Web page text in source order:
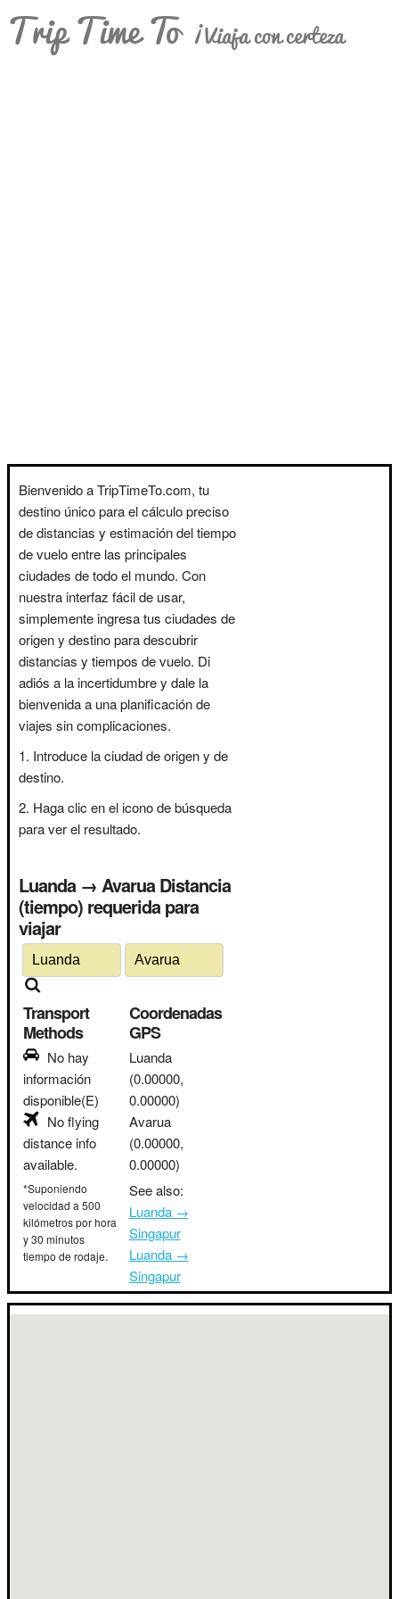
Trip Time To ¡Viaja con certeza
Bienvenido a TripTimeTo.com, tu
destino único para el cálculo preciso
de distancias y estimación del tiempo
de vuelo entre las principales
ciudades de todo el mundo. Con
nuestra interfaz fácil de usar,
simplemente ingresa tus ciudades de
origen y destino para descubrir
distancias y tiempos de vuelo. Di
adiós a la incertidumbre y dale la
bienvenida a una planificación de
viajes sin complicaciones.
Introduce la ciudad de origen y de
destino.
Haga clic en el icono de búsqueda
para ver el resultado.
Luanda → Avarua Distancia
(tiempo) requerida para
viajar
Transport
Methods
No hay
información
disponible(E)
No flying
distance info
available.
*Suponiendo
velocidad a 500
kilómetros por hora
y 30 minutos
tiempo de rodaje.
Coordenadas
GPS
Luanda
(0.00000,
0.00000)
Avarua
(0.00000,
0.00000)
See also:
Luanda →
Singapur
Luanda →
Singapur